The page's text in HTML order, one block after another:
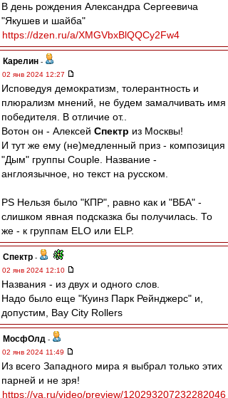
В день рождения Александра Сергеевича
"Якушев и шайба"
https://dzen.ru/a/XMGVbxBlQQCy2Fw4
Карелин -
02 янв 2024 12:27
Исповедуя демократизм, толерантность и
плюрализм мнений, не будем замалчивать имя
победителя. В отличие от..
Вотон он - Алексей Спектр из Москвы!
И тут же ему (не)медленный приз - композиция
"Дым" группы Couple. Название -
англоязычное, но текст на русском.
PS Нельзя было "КПР", равно как и "ВБА" -
слишком явная подсказка бы получилась. То
же - к группам ELO или ELP.
Спектр -
02 янв 2024 12:10
Названия - из двух и одного слов.
Надо было еще "Куинз Парк Рейнджерс" и,
допустим, Bay City Rollers
МосфОлд -
02 янв 2024 11:49
Из всего Западного мира я выбрал только этих
парней и не зря!
https://ya.ru/video/preview/120293207232282046